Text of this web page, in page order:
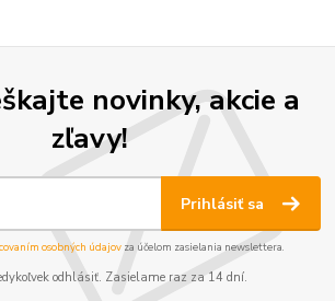
novinky, akcie a
zľavy!
Prihlásiť sa
osobných údajov za účelom zasielania newslettera.
odhlásiť. Zasielame raz za 14 dní.